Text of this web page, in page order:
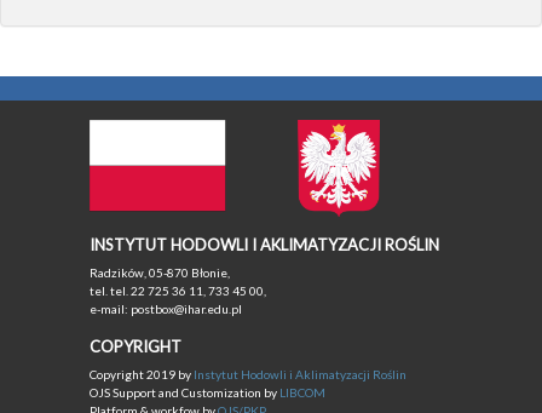
INSTYTUT HODOWLI I AKLIMATYZACJI ROŚLIN
Radzików, 05-870 Błonie,
tel. tel. 22 725 36 11, 733 45 00,
e-mail: postbox@ihar.edu.pl
COPYRIGHT
Copyright 2019 by Instytut Hodowli i Aklimatyzacji Roślin
OJS Support and Customization by LIBCOM
Platform & workfow byOJS/PKP